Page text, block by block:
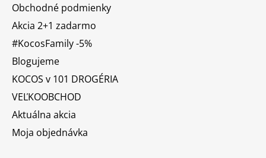
Obchodné podmienky
Akcia 2+1 zadarmo
#KocosFamily -5%
Blogujeme
KOCOS v 101 DROGÉRIA
VEĽKOOBCHOD
Aktuálna akcia
Moja objednávka